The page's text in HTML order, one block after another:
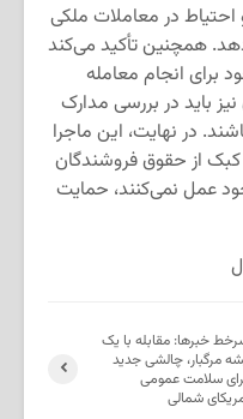
در معاملات ملکی
همچنین تأکید می‌کند
برای انجام معامله
باید در بررسی مدارک
در نهایت، این ماجرا
از حقوق فروشندگان
عمل نمی‌کنند، حمایت
خبرها: مقابله با یک
مرگبار، چالشی جدید
سلامت عمومی
شمالی